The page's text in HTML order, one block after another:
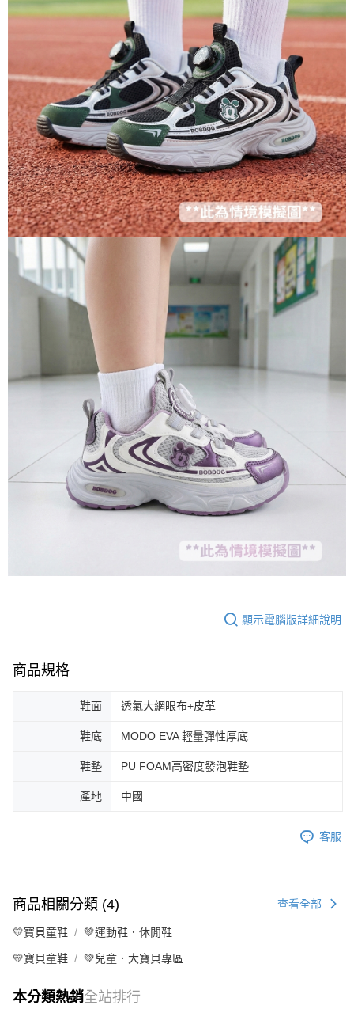
顯示電腦版詳細說明
商品規格
鞋面 透氣大網眼布+皮革
鞋底 MODO EVA 輕量彈性厚底
鞋墊 PU FOAM高密度發泡鞋墊
產地 中國
客服
商品相關分類 (4) 查看全部
💛寶貝童鞋 💚運動鞋．休閒鞋
💛寶貝童鞋 💚兒童．大寶貝專區
本分類熱銷全站排行